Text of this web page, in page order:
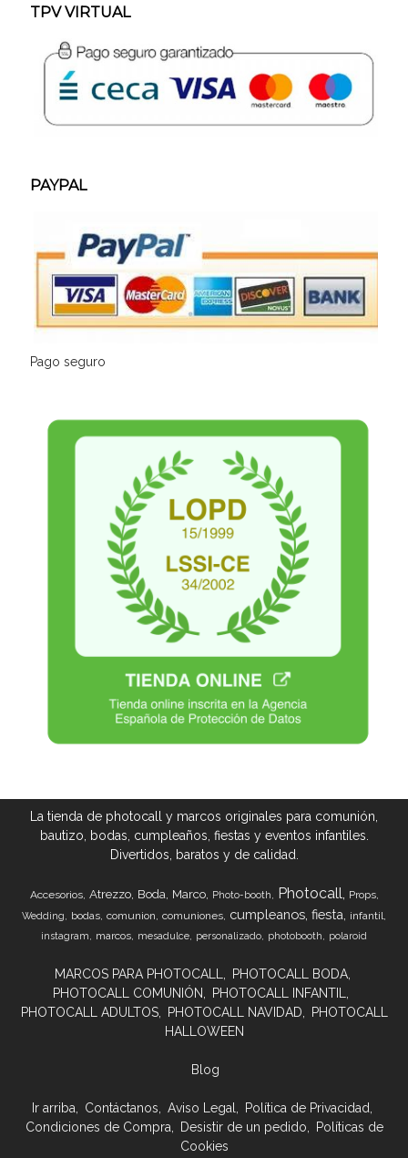
TPV VIRTUAL
PAYPAL
Pago seguro
La tienda de photocall y marcos originales para comunión,
bautizo, bodas, cumpleaños, fiestas y eventos infantiles.
Divertidos, baratos y de calidad.
Accesorios Atrezzo Boda Marco Photo-booth Photocall Props
Wedding bodas comunion comuniones cumpleanos fiesta infantil
instagram marcos mesadulce personalizado photobooth polaroid
MARCOS PARA PHOTOCALL
PHOTOCALL BODA
PHOTOCALL COMUNIÓN
PHOTOCALL INFANTIL
PHOTOCALL ADULTOS
PHOTOCALL NAVIDAD
PHOTOCALL
HALLOWEEN
Blog
Ir arriba Contáctanos Aviso Legal
Política de Privacidad
Condiciones de Compra
Desistir de un pedido
Políticas de
Cookies